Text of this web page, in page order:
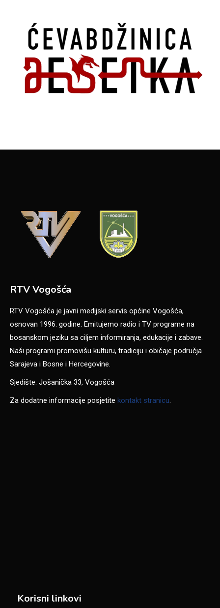
RTV Vogošća
RTV Vogošća je javni medijski servis općine Vogošća,
osnovan 1996. godine. Emitujemo radio i TV programe na
bosanskom jeziku sa ciljem informiranja, edukacije i zabave.
Naši programi promovišu kulturu, tradiciju i običaje područja
Sarajeva i Bosne i Hercegovine.
Sjedište: Jošanička 33, Vogošća
Za dodatne informacije posjetite kontakt stranicu.
Korisni linkovi